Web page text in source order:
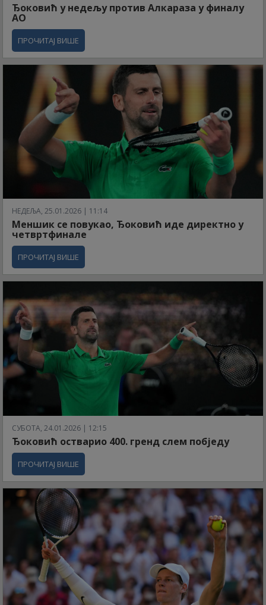
Ђоковић у недељу против Алкараза у финалу
АО
ПРОЧИТАЈ ВИШЕ
НЕДЕЉА, 25.01.2026 | 11:14
Меншик се повукао, Ђоковић иде директно у
четвртфинале
ПРОЧИТАЈ ВИШЕ
СУБОТА, 24.01.2026 | 12:15
Ђоковић остварио 400. гренд слем побједу
ПРОЧИТАЈ ВИШЕ